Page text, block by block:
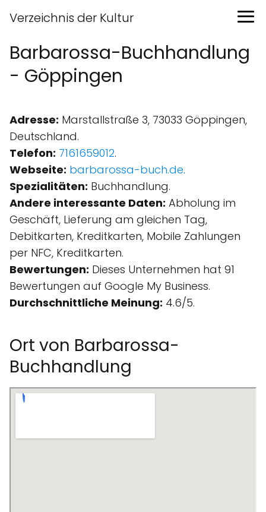
Verzeichnis der Kultur
Barbarossa-Buchhandlung
- Göppingen
Adresse: Marstallstraße 3, 73033 Göppingen,
Deutschland.
Telefon: 7161659012.
Webseite: barbarossa-buch.de.
Spezialitäten: Buchhandlung.
Andere interessante Daten: Abholung im
Geschäft, Lieferung am gleichen Tag,
Debitkarten, Kreditkarten, Mobile Zahlungen
per NFC, Kreditkarten.
Bewertungen: Dieses Unternehmen hat 91
Bewertungen auf Google My Business.
Durchschnittliche Meinung: 4.6/5.
Ort von Barbarossa-
Buchhandlung